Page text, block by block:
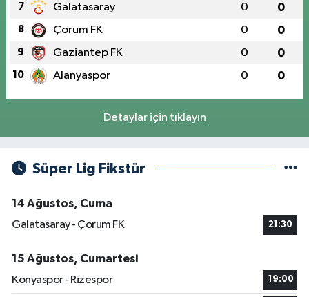
7 Galatasaray 0 0
8 Çorum FK 0 0
9 Gaziantep FK 0 0
10 Alanyaspor 0 0
Detaylar için tıklayın
Süper Lig Fikstür
14 Ağustos, Cuma
Galatasaray - Çorum FK
21:30
15 Ağustos, Cumartesi
Konyaspor - Rizespor
19:00